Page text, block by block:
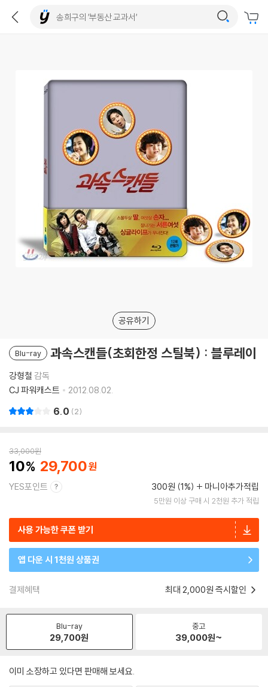
공유하기
Blu-ray 과속스캔들(초회한정 스틸북) : 블루레이
강형철 감독
CJ 파워캐스트
2012.08.02.
6.0 2
33,000원
10 29,700
YES포인트 300원 (1%) 마니아추가적립
5만원 이상 구매 시 2천원 추가 적립
사용 가능한 쿠폰 받기
앱 다운 시 1천원 상품권
결제혜택 최대 2,000원 즉시할인
Blu-ray
29,700원
중고
39,000원~
이미 소장하고 있다면 판매해 보세요.